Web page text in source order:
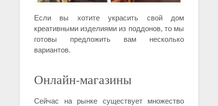
Если вы хотите украсить свой дом
креативными изделиями из поддонов, то мы
готовы предложить вам несколько
вариантов.
Онлайн-магазины
Сейчас на рынке существует множество